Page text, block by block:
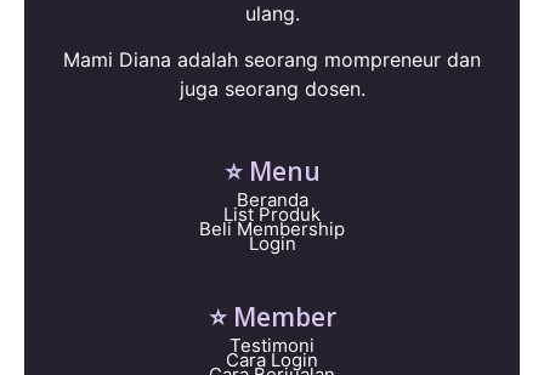
ulang.
Mami Diana adalah seorang mompreneur dan
juga seorang dosen.
⭐ Menu
Beranda
List Produk
Beli Membership
Login
⭐ Member
Testimoni
Cara Login